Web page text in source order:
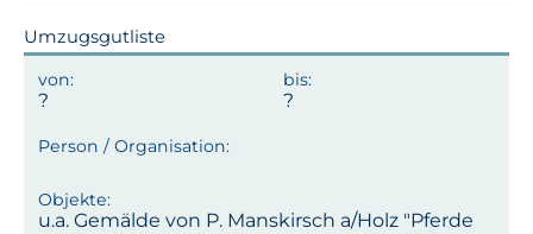
Umzugsgutliste
u.a. Gemälde von P. Manskirsch a/Holz "Pferde